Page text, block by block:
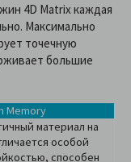
4D Matrix каждая
Максимально
точечную
большие
Memory
материал на
особой
способен